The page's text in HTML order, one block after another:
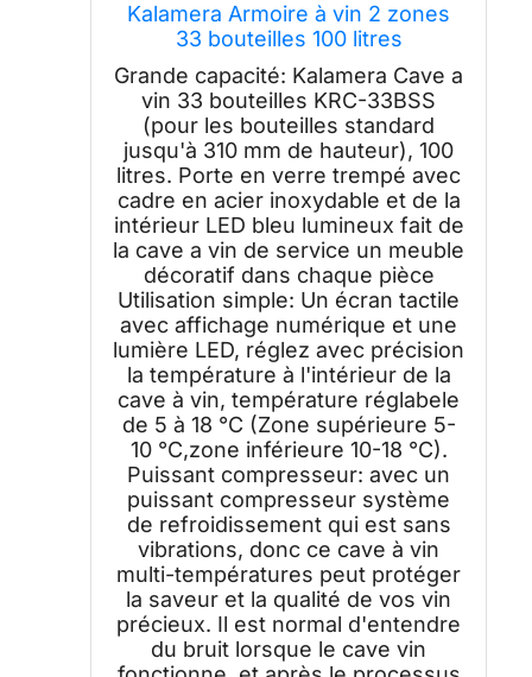
Kalamera Armoire à vin 2 zones
33 bouteilles 100 litres
Grande capacité: Kalamera Cave a
vin 33 bouteilles KRC-33BSS
(pour les bouteilles standard
jusqu'à 310 mm de hauteur), 100
litres. Porte en verre trempé avec
cadre en acier inoxydable et de la
intérieur LED bleu lumineux fait de
la cave a vin de service un meuble
décoratif dans chaque pièce
Utilisation simple: Un écran tactile
avec affichage numérique et une
lumière LED, réglez avec précision
la température à l'intérieur de la
cave à vin, température réglabele
de 5 à 18 °C (Zone supérieure 5-
10 °C,zone inférieure 10-18 °C).
Puissant compresseur: avec un
puissant compresseur système
de refroidissement qui est sans
vibrations, donc ce cave à vin
multi-températures peut protéger
la saveur et la qualité de vos vin
précieux. Il est normal d'entendre
du bruit lorsque le cave vin